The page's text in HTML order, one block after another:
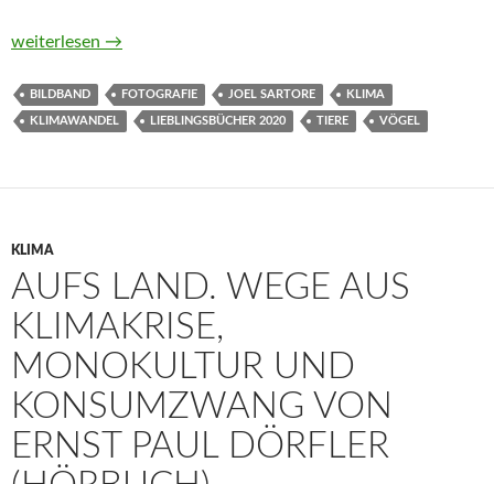
Vogelreich von Joel Sartore
weiterlesen →
BILDBAND FOTOGRAFIE JOEL SARTORE KLIMA
KLIMAWANDEL LIEBLINGSBÜCHER 2020 TIERE VÖGEL
KLIMA
AUFS LAND. WEGE AUS
KLIMAKRISE,
MONOKULTUR UND
KONSUMZWANG VON
ERNST PAUL DÖRFLER